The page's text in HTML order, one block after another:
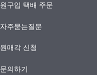
원구입 택배 주문
자주묻는질문
원매각 신청
문의하기